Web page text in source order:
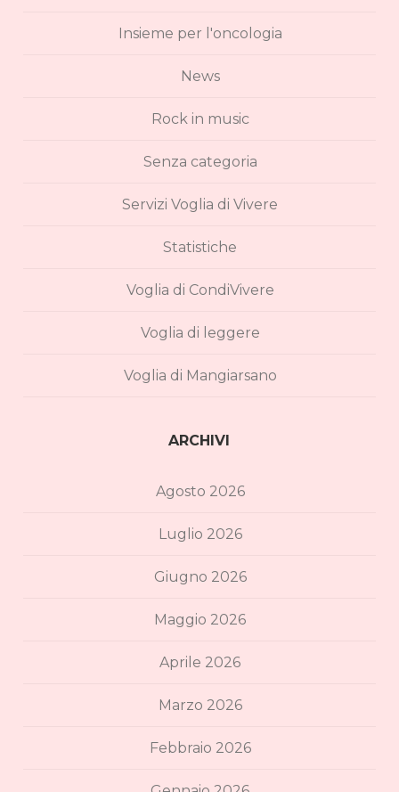
Insieme per l'oncologia
News
Rock in music
Senza categoria
Servizi Voglia di Vivere
Statistiche
Voglia di CondiVivere
Voglia di leggere
Voglia di Mangiarsano
ARCHIVI
Agosto 2026
Luglio 2026
Giugno 2026
Maggio 2026
Aprile 2026
Marzo 2026
Febbraio 2026